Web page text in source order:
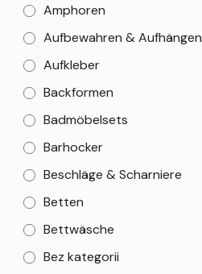
Amphoren
Aufbewahren & Aufhängen
Aufkleber
Backformen
Badmöbelsets
Barhocker
Beschläge & Scharniere
Betten
Bettwäsche
Bez kategorii